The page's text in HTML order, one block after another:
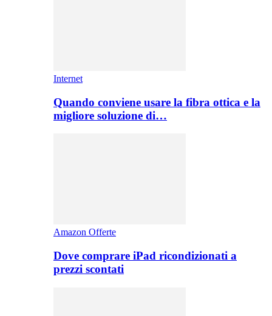
Internet
Quando conviene usare la fibra ottica e la
migliore soluzione di…
Amazon Offerte
Dove comprare iPad ricondizionati a
prezzi scontati